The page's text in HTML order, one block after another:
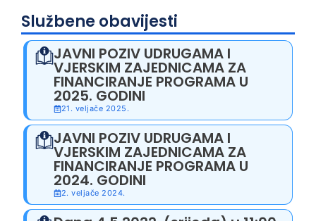
Službene obavijesti
JAVNI POZIV UDRUGAMA I
VJERSKIM ZAJEDNICAMA ZA
FINANCIRANJE PROGRAMA U
2025. GODINI
21. veljače 2025.
JAVNI POZIV UDRUGAMA I
VJERSKIM ZAJEDNICAMA ZA
FINANCIRANJE PROGRAMA U
2024. GODINI
2. veljače 2024.